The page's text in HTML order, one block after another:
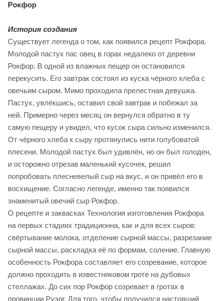
Рокфор
История создания
Существует легенда о том, как появился рецепт Рокфора.
Молодой пастух пас овец в горах недалеко от деревни
Рокфор. В одной из влажных пещер он остановился
перекусить. Его завтрак состоял из куска чёрного хлеба с
овечьим сыром. Мимо проходила прелестная девушка.
Пастух, увлёкшись, оставил свой завтрак и побежал за
ней. Примерно через месяц он вернулся обратно в ту
самую пещеру и увидел, что кусок сыра сильно изменился.
От чёрного хлеба к сыру протянулись нити голубоватой
плесени. Молодой пастух был удивлён, но он был голоден,
и осторожно отрезав маленький кусочек, решил
попробовать плесневелый сыр на вкус, и он привёл его в
восхищение. Согласно легенде, именно так появился
знаменитый овечий сыр Рокфор.
О рецепте и заквасках Технология изготовления Рокфора
на первых стадиях традиционна, как и для всех сыров:
свёртывание молока, отделение сырной массы, разрезание
сырной массы, раскладка её по формам, соление. Главную
особенность Рокфора составляет его созревание, которое
должно проходить в известняковом гроте на дубовых
стеллажах. До сих пор Рокфор созревает в гротах в
провинции Руэрг. Для того, чтобы получился настоящий